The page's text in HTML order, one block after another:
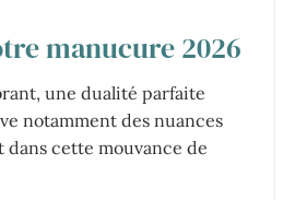
manucure 2026
une dualité parfaite
notamment des nuances
cette mouvance de